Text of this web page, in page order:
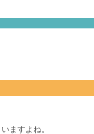
ますよね。